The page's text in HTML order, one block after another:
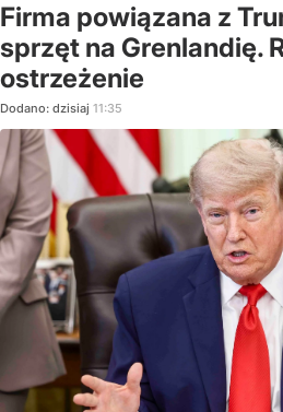
Firma powiązana z
sprzęt na Grenlandię.
ostrzeżenie
Dodano: dzisiaj 11:35